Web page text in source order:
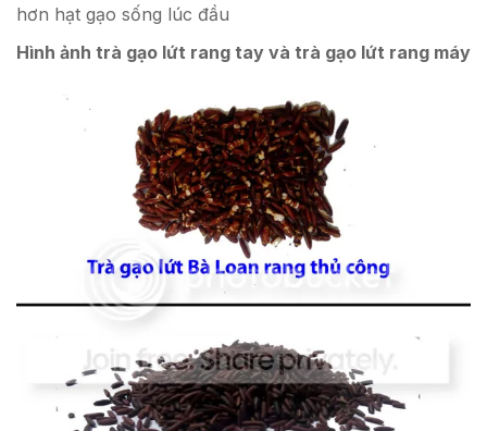
hơn hạt gạo sống lúc đầu
Hình ảnh trà gạo lứt rang tay và trà gạo lứt rang máy